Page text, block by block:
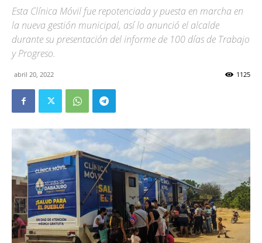
Esta Clínica Móvil fue repotenciada y puesta en marcha en
la nueva gestión municipal, así lo anunció el alcalde
durante su presentación del informe de 100 días de Trabajo
y Progreso.
abril 20, 2022 1125